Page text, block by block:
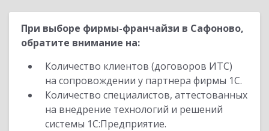
При выборе фирмы-франчайзи в Сафоново,
обратите внимание на:
Количество клиентов (договоров ИТС)
на сопровождении у партнера фирмы 1С.
Количество специалистов, аттестованных
на внедрение технологий и решений
системы 1С:Предприятие.